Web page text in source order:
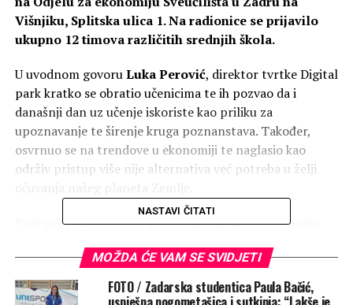
Višnjiku, Splitska ulica 1. Na radionice se prijavilo
ukupno 12 timova različitih srednjih škola.
U uvodnom govoruLuka Perović, direktor tvrtke Digital
park kratko se obratio učenicima te ih pozvao da i
današnji dan uz učenje iskoriste kao priliku za
upoznavanje te širenje kruga poznanstava. Također,
osvrnuo se na trendove u ekonomiji te naglasio kao
održiv pristup više nije alternativa već potreba u želji
Prije početka radionica pročelnik Odjela za ekonomiju
prezentaciju “Zašto su održivi poslovni modeli
budućnost?”
kao uvod u temu ovogodišnje radionice.
NASTAVI ČITATI
MOŽDA ĆE VAM SE SVIDJETI
FOTO / Zadarska studentica Paula Bačić,